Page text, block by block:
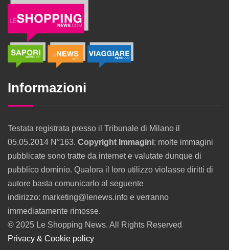
Informazioni
Testata registrata presso il Tribunale di Milano il
05.05.2014 N°163. Copyright Immagini: molte immagini
pubblicate sono tratte da internet e valutate dunque di
pubblico dominio. Qualora il loro utilizzo violasse diritti di
autore basta comunicarlo al seguente
indirizzo: marketing@lenews.info e verranno
immediatamente rimosse.
© 2025 Le Shopping News. All Rights Reserved
Privacy & Cookie policy